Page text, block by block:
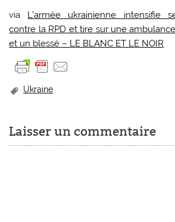
via L’armée ukrainienne intensifie
contre la RPD et tire sur une
et un blessé – LE BLANC ET LE NOIR
Ukraine
Laisser un commentaire